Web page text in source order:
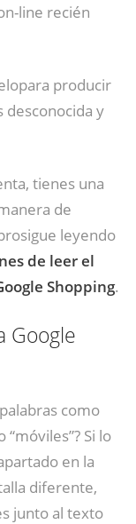
line recién
producir
desconocida y
tienes una
de
leyendo
de leer el
Shopping.
Google
como
“móviles”? Si lo
en la
diferente,
junto al texto